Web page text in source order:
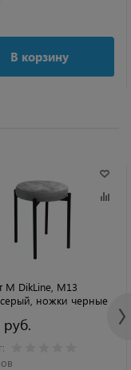
В корзину
M DikLine, M13
серый, ножки черные